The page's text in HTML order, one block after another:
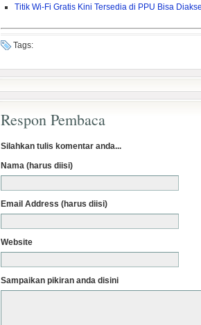
Titik Wi-Fi Gratis Kini Tersedia di PPU Bisa
Tags:
Respon Pembaca
Silahkan tulis komentar anda...
Nama (harus diisi)
Email Address (harus diisi)
Website
Sampaikan pikiran anda disini